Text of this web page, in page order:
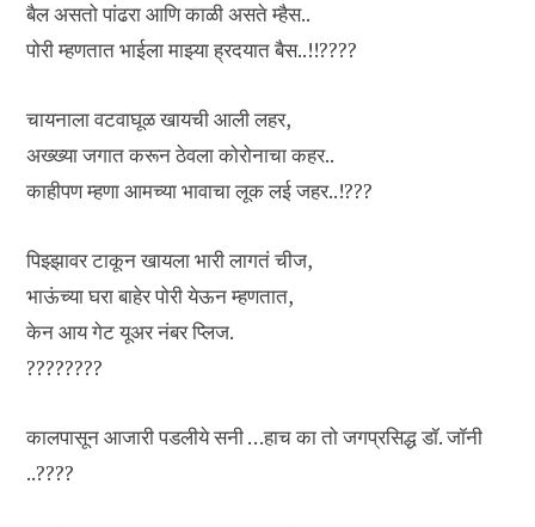
बैल असतो पांढरा आणि काळी असते म्हैस..
पोरी म्हणतात भाईला माझ्या ह्रदयात बैस..!!????
चायनाला वटवाघूळ खायची आली लहर,
अख्ख्या जगात करून ठेवला कोरोनाचा कहर..
काहीपण म्हणा आमच्या भावाचा लूक लई जहर..!???
पिझ्झावर टाकून खायला भारी लागतं चीज,
भाऊंच्या घरा बाहेर पोरी येऊन म्हणतात,
केन आय गेट यूअर नंबर प्लिज.
????????
कालपासून आजारी पडलीये सनी …हाच का तो जगप्रसिद्ध डॉ. जॉनी
..????